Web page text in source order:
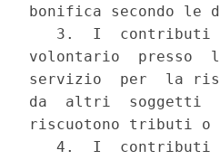
bonifica secondo
3.  I  contributi
volontario  presso
servizio  per  la
da  altri  soggetti
riscuotono tributi
4.  I  contributi